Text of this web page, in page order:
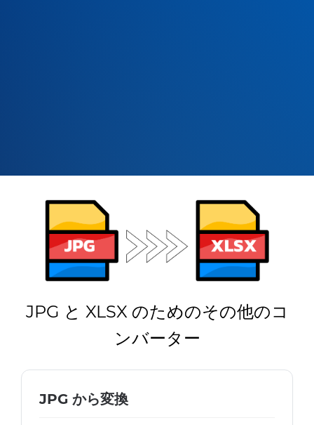
JPG と XLSX のためのその他のコ
ンバーター
JPG から変換